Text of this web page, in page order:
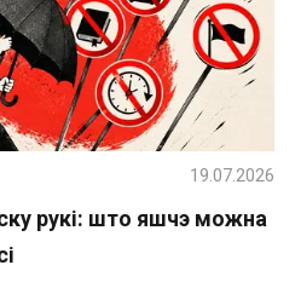
рукі: што яшчэ можна
19.07.2026